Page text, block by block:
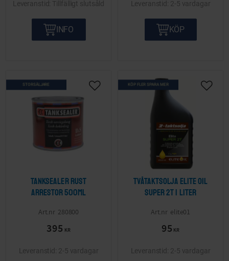
Tillfälligt slutsåld
INFO
2-5 vardagar
KÖP
Tanksealer Rust
arrestor 500ml
280800
395 KR
STORSÄLJARE
Lägg till i önskelista
2-5 vardagar
Tvåtaktsolja Elite Oil
super 2T 1 liter
elite01
95 KR
KÖP FLER SPARA MER
Lägg
2-5 vardagar